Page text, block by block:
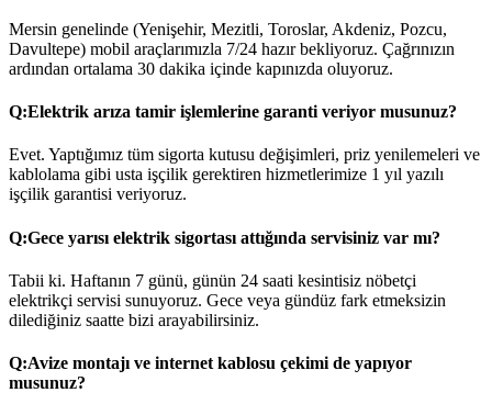
Mersin genelinde (Yenişehir, Mezitli, Toroslar, Akdeniz, Pozcu,
Davultepe) mobil araçlarımızla 7/24 hazır bekliyoruz. Çağrınızın
ardından ortalama 30 dakika içinde kapınızda oluyoruz.
Q:Elektrik arıza tamir işlemlerine garanti veriyor musunuz?
Evet. Yaptığımız tüm sigorta kutusu değişimleri, priz yenilemeleri ve
kablolama gibi usta işçilik gerektiren hizmetlerimize 1 yıl yazılı
işçilik garantisi veriyoruz.
Q:Gece yarısı elektrik sigortası attığında servisiniz var mı?
Tabii ki. Haftanın 7 günü, günün 24 saati kesintisiz nöbetçi
elektrikçi servisi sunuyoruz. Gece veya gündüz fark etmeksizin
dilediğiniz saatte bizi arayabilirsiniz.
Q:Avize montajı ve internet kablosu çekimi de yapıyor
musunuz?